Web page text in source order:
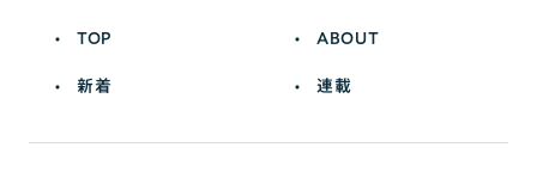
TOP ABOUT
新着 連載